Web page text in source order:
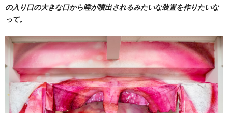
の入り口の大きな口から唾が噴出されるみたいな装置を作りたいな
って。